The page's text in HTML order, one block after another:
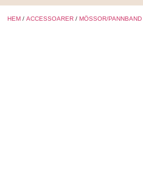
HEM / ACCESSOARER / MÖSSOR/PANNBAND